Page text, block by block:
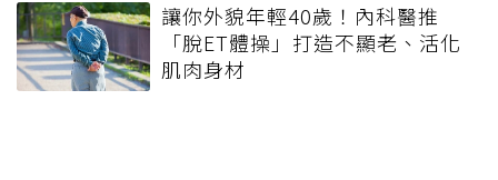
讓你外貌年輕40歲！內科醫推
「脫ET體操」打造不顯老、活化
肌肉身材